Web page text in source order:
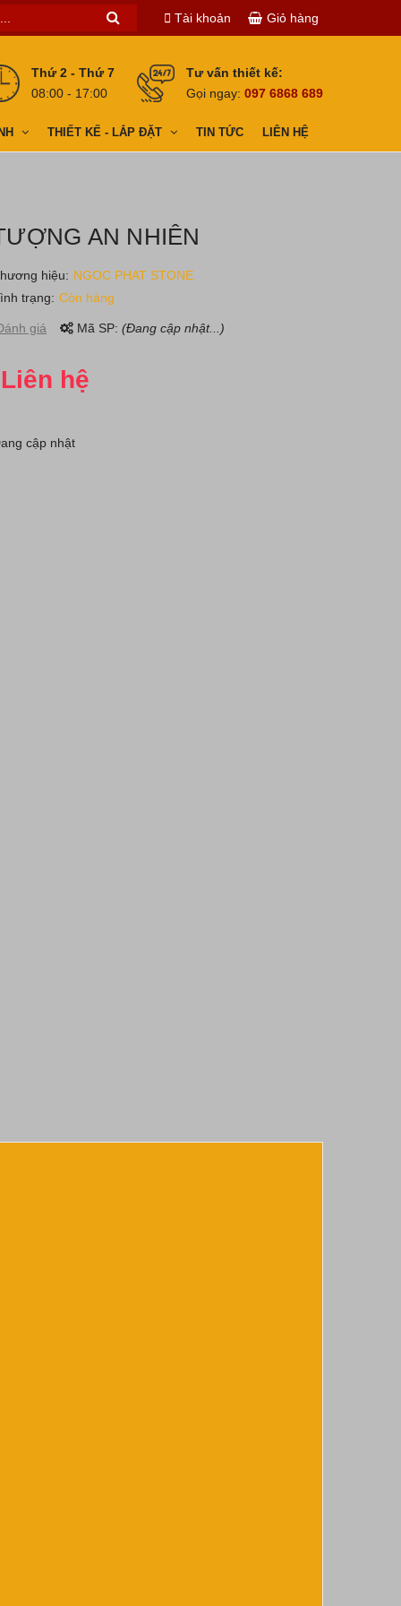
Tài khoản Giỏ hàng
Tư vấn thiết kế:
Gọi ngay: 097 6868 689
Thứ 2 - Thứ 7
08:00 - 17:00
THIẾT KẾ - LẮP ĐẶT TIN TỨC LIÊN HỆ
AN NHIÊN
hiệu: NGOC PHAT STONE
trạng: Còn hàng
giá Mã SP: (Đang cập nhật...)
Liên hệ
cập nhật